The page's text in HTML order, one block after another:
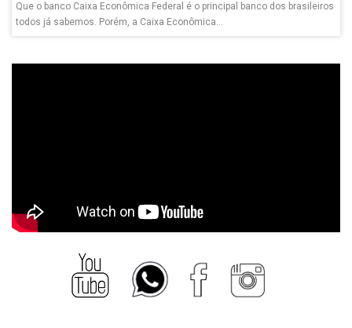
Que o banco Caixa Econômica Federal é o principal banco dos brasileiros
todos já sabemos. Porém, a Caixa Econômica...